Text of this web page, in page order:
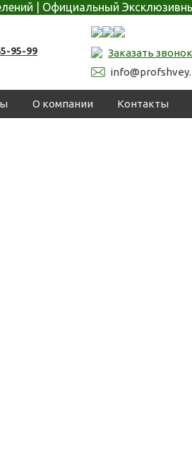
| Официальный
95-99
Заказать звонок
О компании Контакты